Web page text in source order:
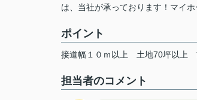
は、当社が承っております！マイ
ポイント
接道幅１０ｍ以上 土地70坪以上
担当者のコメント